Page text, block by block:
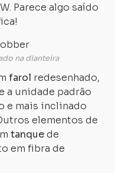
Parece algo saído
na dianteira
farol redesenhado,
a unidade padrão
e mais inclinado
elementos de
tanquede
em fibra de